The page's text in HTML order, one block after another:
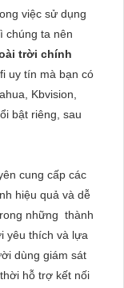
việc sử dụng
chúng ta nên
trời chính
uy tín mà bạn có
Kbvision,
bật riêng, sau
cung cấp các
hiệu quả và dễ
những thành
yêu thích và lựa
dùng giám sát
hỗ trợ kết nối